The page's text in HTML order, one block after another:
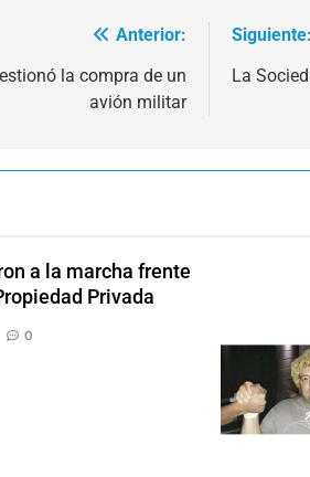
Anterior:
la compra de un
avión militar
Siguiente:
La
a la marcha frente
Privada
0